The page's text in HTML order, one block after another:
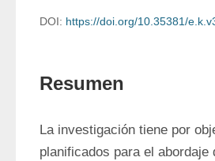
DOI: https://doi.org/10.35381/
Resumen
La investigación tiene por
planificados para el